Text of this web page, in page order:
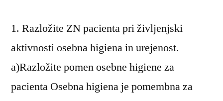
1. Razložite ZN pacienta pri življenjski
aktivnosti osebna higiena in urejenost.
a)Razložite pomen osebne higiene za
pacienta Osebna higiena je pomembna za